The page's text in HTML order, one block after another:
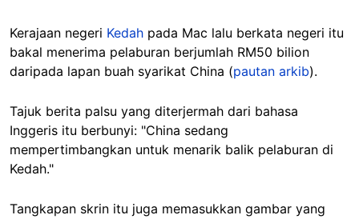
Kerajaan negeri Kedah pada Mac lalu berkata negeri itu
bakal menerima pelaburan berjumlah RM50 bilion
daripada lapan buah syarikat China (pautan arkib).
Tajuk berita palsu yang diterjermah dari bahasa
Inggeris itu berbunyi: "China sedang
mempertimbangkan untuk menarik balik pelaburan di
Kedah."
Tangkapan skrin itu juga memasukkan gambar yang